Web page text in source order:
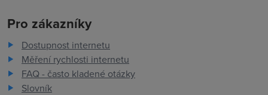
Pro zákazníky
Dostupnost internetu
Měření rychlosti internetu
FAQ - často kladené otázky
Slovník